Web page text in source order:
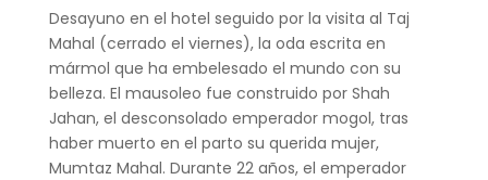
Desayuno en el hotel seguido por la visita al Taj
Mahal (cerrado el viernes), la oda escrita en
mármol que ha embelesado el mundo con su
belleza. El mausoleo fue construido por Shah
Jahan, el desconsolado emperador mogol, tras
haber muerto en el parto su querida mujer,
Mumtaz Mahal. Durante 22 años, el emperador